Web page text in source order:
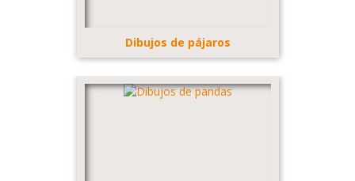
Dibujos de pájaros